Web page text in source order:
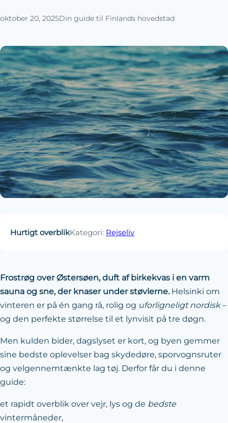
oktober 20, 2025Din guide til Finlands hovedstad
Hurtigt overblikKategori: Rejseliv
Frostrøg over Østersøen, duft af birkekvas i en varm
sauna og sne, der knaser under støvlerne.Helsinki om
vinteren er på én gang rå, rolig og uforligneligt nordisk–
og den perfekte størrelse til et lynvisit på tre døgn.
Men kulden bider, dagslyset er kort, og byen gemmer
sine bedste oplevelser bag skydedøre, sporvognsruter
og velgennemtænkte lag tøj. Derfor får du i denne
guide:
et rapidt overblik over vejr, lys og de bedste
vintermåneder,